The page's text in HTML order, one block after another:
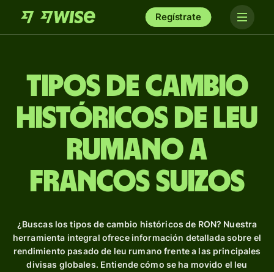
Regístrate
Tipos de Cambio
Históricos de leu
rumano a
francos suizos
¿Buscas los tipos de cambio históricos de RON? Nuestra
herramienta integral ofrece información detallada sobre el
rendimiento pasado de leu rumano frente a las principales
divisas globales. Entiende cómo se ha movido el leu